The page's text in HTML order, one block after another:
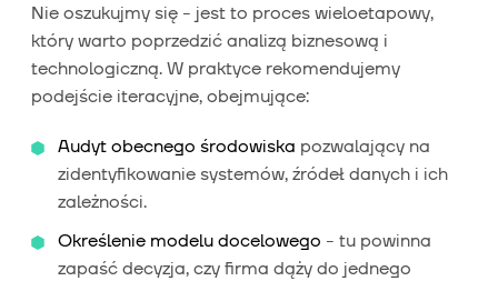
Nie oszukujmy się - jest to proces wieloetapowy,
który warto poprzedzić analizą biznesową i
technologiczną. W praktyce rekomendujemy
podejście iteracyjne, obejmujące:
Audyt obecnego środowiska pozwalający na
zidentyfikowanie systemów, źródeł danych i ich
zależności.
Określenie modelu docelowego - tu powinna
zapaść decyzja, czy firma dąży do jednego